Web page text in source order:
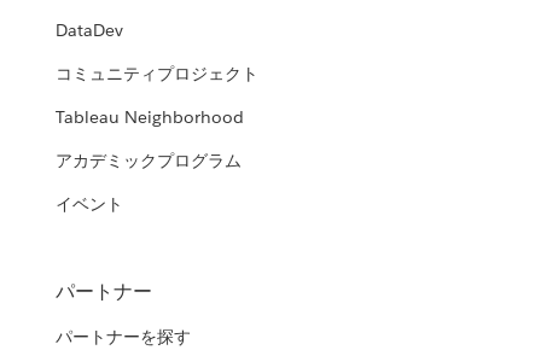
DataDev
コミュニティプロジェクト
Tableau Neighborhood
アカデミックプログラム
イベント
パートナー
パートナーを探す